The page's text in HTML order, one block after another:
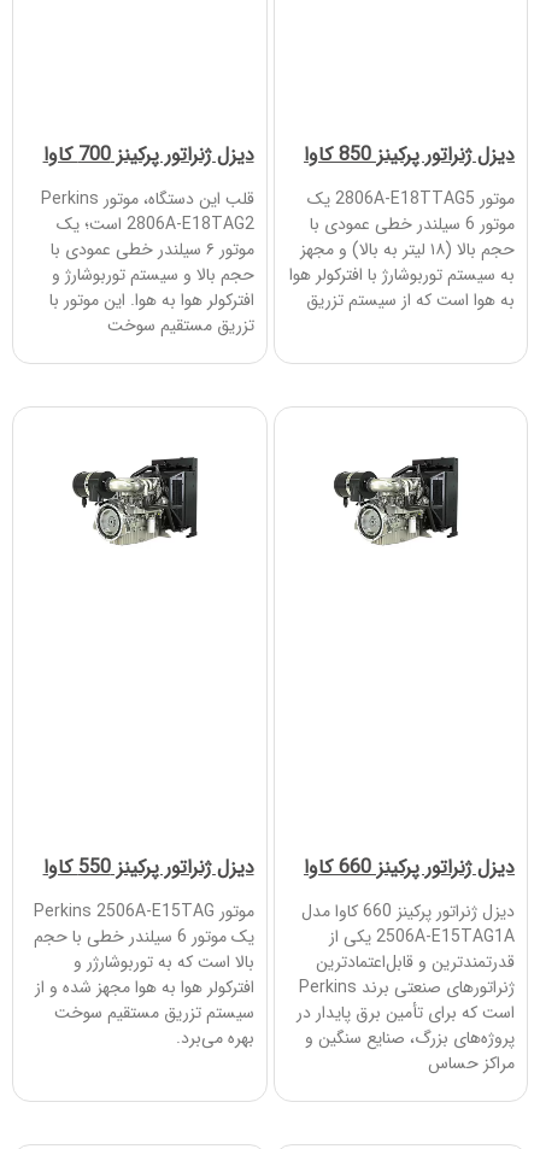
دیزل ژنراتور پرکینز 850 کاوا
موتور 2806A-E18TTAG5 یک
موتور 6 سیلندر خطی عمودی با
حجم بالا (۱۸ لیتر به بالا) و مجهز
به سیستم توربوشارژ با افترکولر هوا
به هوا است که از سیستم تزریق
دیزل ژنراتور پرکینز 700 کاوا
قلب این دستگاه، موتور Perkins
2806A-E18TAG2 است؛ یک
موتور ۶ سیلندر خطی عمودی با
حجم بالا و سیستم توربوشارژ و
افترکولر هوا به هوا. این موتور با
تزریق مستقیم سوخت
دیزل ژنراتور پرکینز 660 کاوا
دیزل ژنراتور پرکینز 660 کاوا مدل
2506A-E15TAG1A یکی از
قدرتمندترین و قابل‌اعتمادترین
ژنراتورهای صنعتی برند Perkins
است که برای تأمین برق پایدار در
پروژه‌های بزرگ، صنایع سنگین و
مراکز حساس
دیزل ژنراتور پرکینز 550 کاوا
موتور Perkins 2506A-E15TAG
یک موتور 6 سیلندر خطی با حجم
بالا است که به توربوشارژر و
افترکولر هوا به هوا مجهز شده و از
سیستم تزریق مستقیم سوخت
بهره می‌برد.